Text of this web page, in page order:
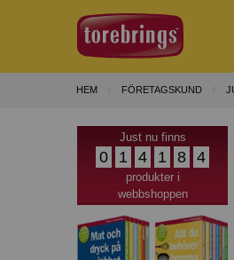
HEM FÖRETAGSKUND
Just nu finns
0 1 4 1 8 4
produkter i
webbshoppen